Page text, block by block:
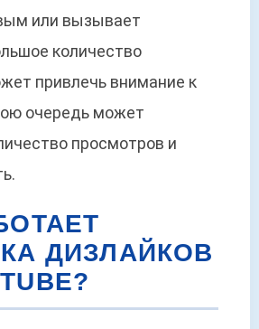
или вызывает
количество
привлечь внимание к
очередь может
просмотров и
ДИЗЛАЙКОВ